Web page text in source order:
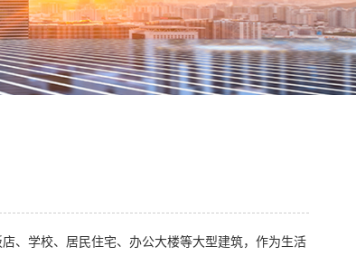
、学校、居民住宅、办公大楼等大型建筑，作为生活